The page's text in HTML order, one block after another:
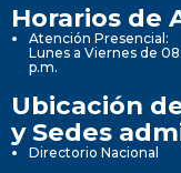
Horarios de
Atención Presencial:
Lunes a Viernes de
p.m.
Ubicación
y Sedes
Directorio Nacional